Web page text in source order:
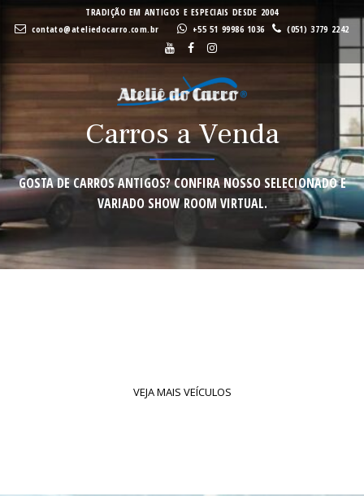
VENDA
VIRTUAL
Buscar
TRADIÇÃO EM ANTIGOS E ESPECIAIS DESDE 2004
contato@ateliedocarro.com.br
+55 51 99986 1036 (051) 3779 2242
BUSCAR
VENDA
VIRTUAL
Carros a Venda
GOSTA DE CARROS ANTIGOS? CONFIRA NOSSO SELECIONADO E
VARIADO SHOW ROOM VIRTUAL.
VEJA MAIS VEÍCULOS